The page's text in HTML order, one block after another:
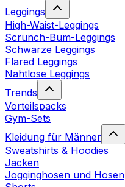
Leggings
High-Waist-Leggings
Scrunch-Bum-Leggings
Schwarze Leggings
Flared Leggings
Nahtlose Leggings
Trends
Vorteilspacks
Gym-Sets
Kleidung für Männer
Sweatshirts & Hoodies
Jacken
Jogginghosen und Hosen